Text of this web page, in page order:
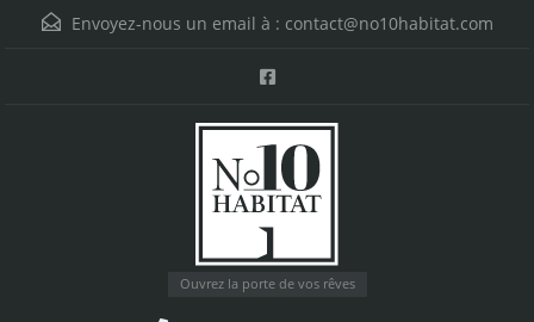
Envoyez-nous un email à : contact@no10habitat.com
Ouvrez la porte de vos rêves